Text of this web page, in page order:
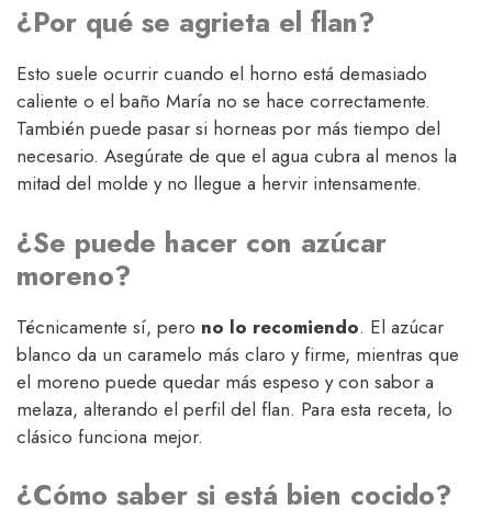
¿Por qué se agrieta el flan?
Esto suele ocurrir cuando el horno está demasiado
caliente o el baño María no se hace correctamente.
También puede pasar si horneas por más tiempo del
necesario. Asegúrate de que el agua cubra al menos la
mitad del molde y no llegue a hervir intensamente.
¿Se puede hacer con azúcar
moreno?
Técnicamente sí, pero no lo recomiendo. El azúcar
blanco da un caramelo más claro y firme, mientras que
el moreno puede quedar más espeso y con sabor a
melaza, alterando el perfil del flan. Para esta receta, lo
clásico funciona mejor.
¿Cómo saber si está bien cocido?